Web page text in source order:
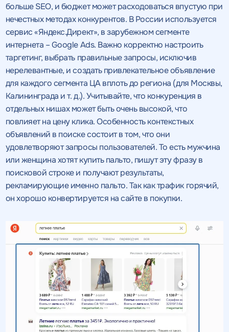
больше SEO, и бюджет может расходоваться впустую при
нечестных методах конкурентов. В России используется
сервис «Яндекс.Директ», в зарубежном сегменте
интернета – Google Ads. Важно корректно настроить
таргетинг, выбрать правильные запросы, исключив
нерелевантные, и создать привлекательное объявление
для каждого сегмента ЦА вплоть до региона (для Москвы,
Калининграда и т. д.). Учитывайте, что конкуренция в
отдельных нишах может быть очень высокой, что
повлияет на цену клика. Особенность контекстных
объявлений в поиске состоит в том, что они
удовлетворяют запросы пользователей. То есть мужчина
или женщина хотят купить пальто, пишут эту фразу в
поисковой строке и получают результаты,
рекламирующие именно пальто. Так как трафик горячий,
он хорошо конвертируется на сайте в покупки.
Получить
коммерческое
предложение
Получить
коммерческое
предложениепо тарифу
Нажимая на кнопку, "Провести аудит" вы даете согласие
обработку персональных данныхи соглашаетесь cполитикой
конфиденциальности
ПРОВЕСТИ АУДИТ
Нажимая на кнопку, "Отправить" вы даете согласие
обработку персональных данныхи соглашаетесь cполитикой
конфиденциальности
ОТПРАВИТЬ
согласиена обработку персональных данных
и соглашаетесь c политикой
конфиденциальности
ОТПРАВИТЬ
на
обработку персональных данныхи соглашаетесь c
Нажимая на кнопку, "Отправить" вы даете согласиена
обработку персональных данныхи соглашаетесь cполитикой
конфиденциальности
ОТПРАВИТЬ
Нажимая на кнопку, "Перезвонить" вы даете согласиена
обработку персональных данныхи соглашаетесь c